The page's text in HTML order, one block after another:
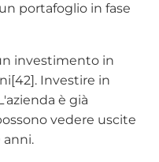
portafoglio in fase
investimento in
Investire in
è già
vedere uscite
anni.